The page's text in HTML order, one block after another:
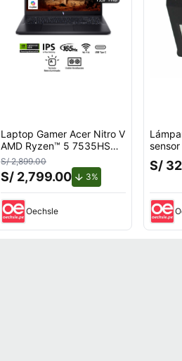
Laptop Gamer Acer Nitro V
AMD Ryzen™ 5 7535HS
8GB RAM 512GB SSD
15.6"" RTX 3050.
S/ 2,899.00
S/ 2,799.00 3%
Oechsle
S/